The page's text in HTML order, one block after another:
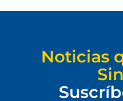
Noticias